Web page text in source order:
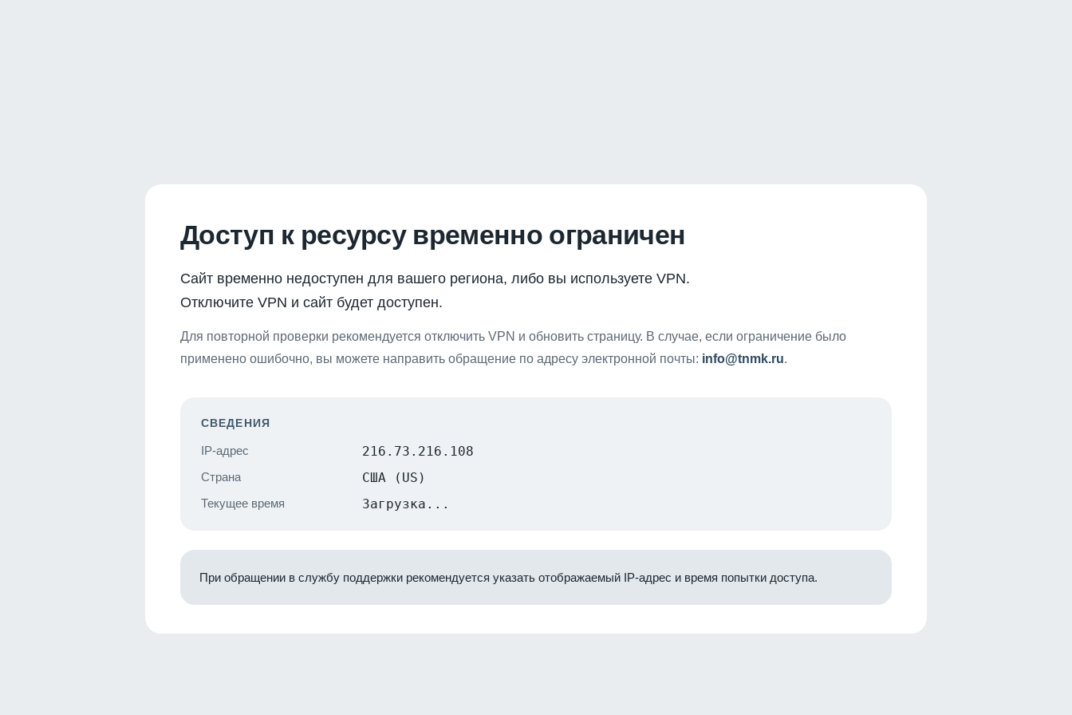
Доступ к ресурсу временно ограничен
Сайт временно недоступен для вашего региона, либо вы используете VPN.
Отключите VPN и сайт будет доступен.
Для повторной проверки рекомендуется отключить VPN и обновить страницу. В случае, если ограничение было
применено ошибочно, вы можете направить обращение по адресу электронной почты: info@tnmk.ru.
СВЕДЕНИЯ
IP-адрес 216.73.216.108
Страна США (US)
Текущее время Загрузка...
При обращении в службу поддержки рекомендуется указать отображаемый IP-адрес и время попытки доступа.